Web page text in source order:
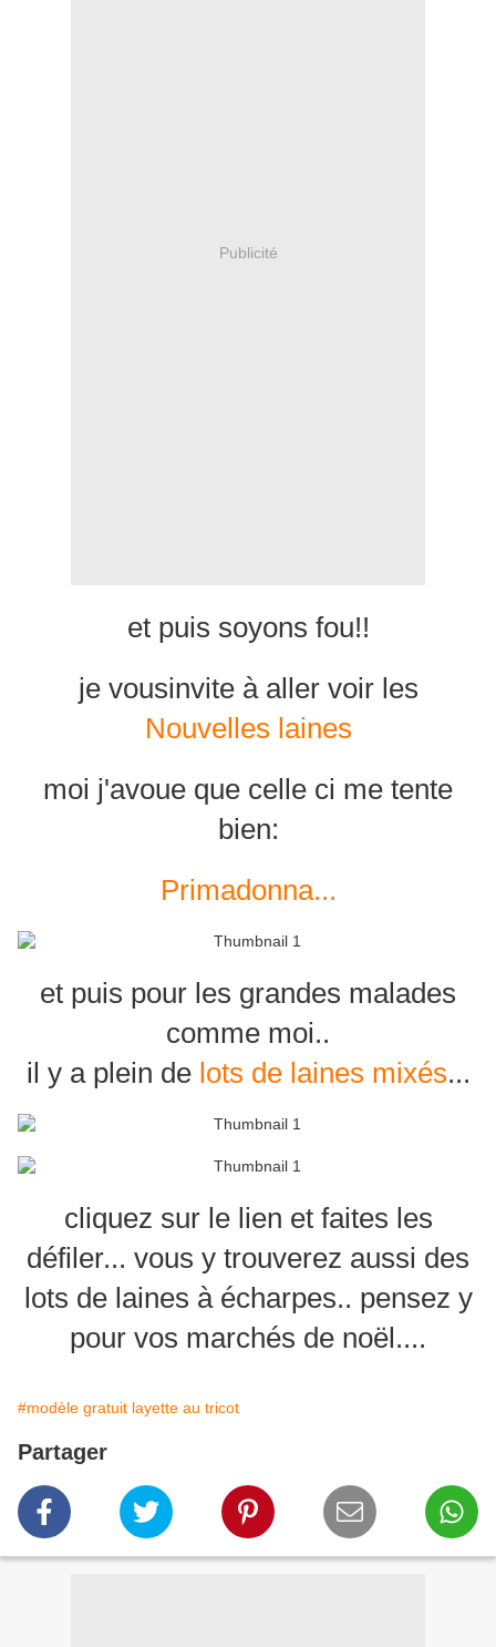
Publicité
et puis soyons fou!!
je vousinvite à aller voir les
Nouvelles laines
moi j'avoue que celle ci me tente
bien:
Primadonna...
et puis pour les grandes malades
comme moi..
il y a plein de lots de laines mixés...
cliquez sur le lien et faites les
défiler... vous y trouverez aussi des
lots de laines à écharpes.. pensez y
pour vos marchés de noël....
#modèle gratuit layette au tricot
Partager